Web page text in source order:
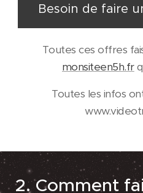
Besoin de faire
Toutes ces offres
monsiteen5h.fr
Toutes les infos
2. Comment